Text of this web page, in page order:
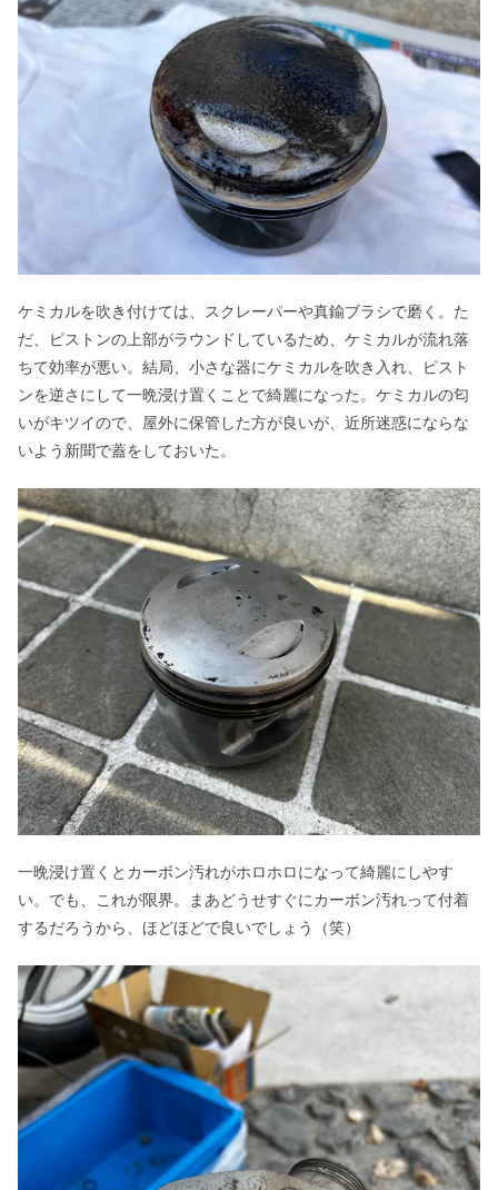
ケミカルを吹き付けては、スクレーパーや真鍮ブラシで磨く。た
だ、ピストンの上部がラウンドしているため、ケミカルが流れ落
ちて効率が悪い。結局、小さな器にケミカルを吹き入れ、ピスト
ンを逆さにして一晩浸け置くことで綺麗になった。ケミカルの匂
いがキツイので、屋外に保管した方が良いが、近所迷惑にならな
いよう新聞で蓋をしておいた。
一晩浸け置くとカーボン汚れがホロホロになって綺麗にしやす
い。でも、これが限界。まあどうせすぐにカーボン汚れって付着
するだろうから、ほどほどで良いでしょう（笑）